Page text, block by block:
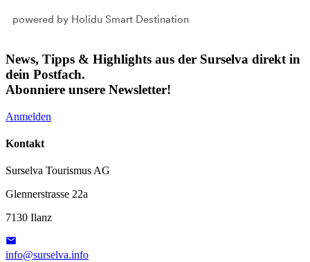
powered by Holidu Smart Destination
News, Tipps & Highlights aus der Surselva direkt in
dein Postfach.
Abonniere unsere Newsletter!
Anmelden
Kontakt
Surselva Tourismus AG
Glennerstrasse 22a
7130 Ilanz
info@surselva.info